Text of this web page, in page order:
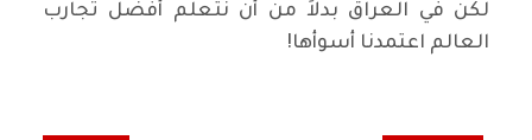
لكن في العراق بدلاً من أن نتعلم أفضل تجارب
العالم اعتمدنا أسوأها!